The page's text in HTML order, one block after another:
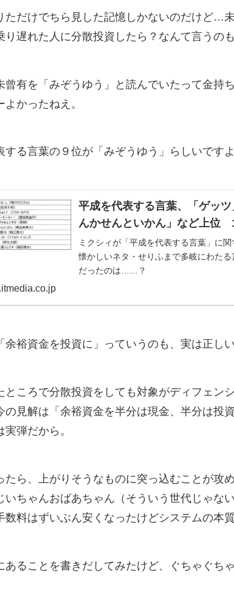
ただけでちら見した記憶しかないのだけど…
り遅れた人に分散投資したら？なんて言うの
曾有を「みぞうゆう」と読んでいたって金持
かったねえ。
る言葉の９位が「みぞうゆう」らしいですよ
平成を代表する言葉、「ゲッ
んかせんといかん」など上
ミクシィが「平成を代表する言葉」に
懐かしいネタ・せりふまで多岐にわた
だったのは……？
余裕資金を投資に」っていうのも、実は正し
ところで分散投資をしても対象がディフェン
の見解は「余裕資金を半分は現金、半分は投
実弾だから。
たら、上がりそうなものに突っ込むことが攻
いちゃんおばあちゃん（そういう世代じゃな
数料はずいぶん安くなったけどシステムの本
あることを書きだしてみたけど、ぐちゃぐち